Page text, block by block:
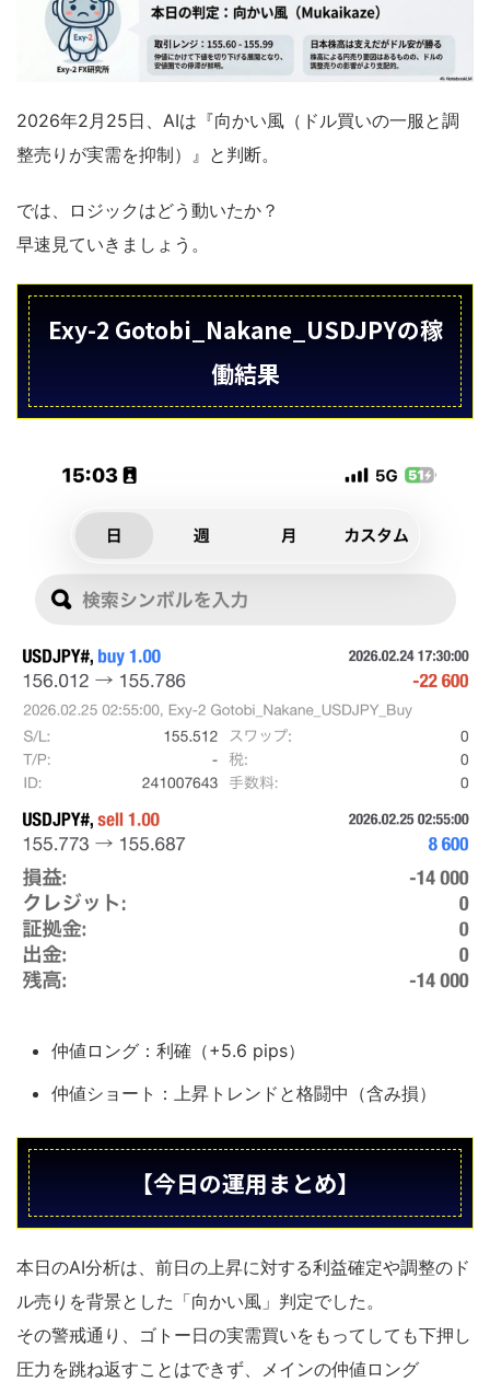
2026年2月25日、AIは『向かい風（ドル買いの一服と調
整売りが実需を抑制）』と判断。
では、ロジックはどう動いたか？
早速見ていきましょう。
Exy-2 Gotobi_Nakane_USDJPYの稼
働結果
仲値ロング：利確（+5.6 pips）
仲値ショート：上昇トレンドと格闘中（含み損）
【今日の運用まとめ】
本日のAI分析は、前日の上昇に対する利益確定や調整のド
ル売りを背景とした「向かい風」判定でした。
その警戒通り、ゴトー日の実需買いをもってしても下押し
圧力を跳ね返すことはできず、メインの仲値ロング